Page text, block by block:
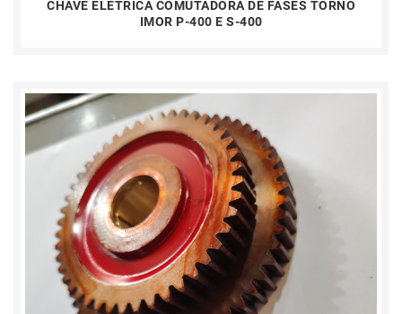
CHAVE ELÉTRICA COMUTADORA DE FASES TORNO
IMOR P-400 E S-400